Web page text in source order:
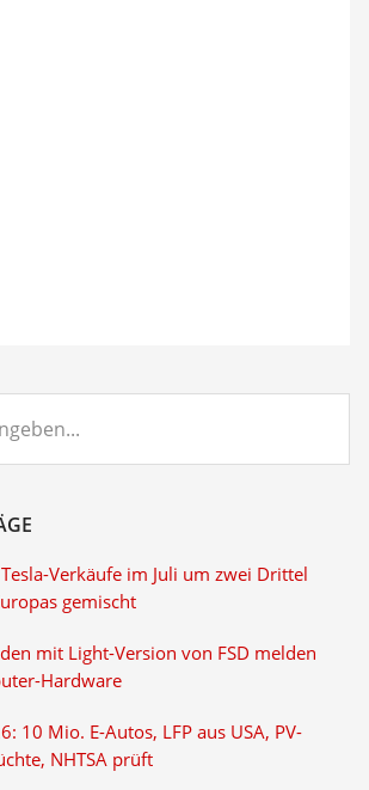
Verkäufe im Juli um zwei Drittel
gemischt
mit Light-Version von FSD melden
Hardware
10 Mio. E-Autos, LFP aus USA, PV-
NHTSA prüft